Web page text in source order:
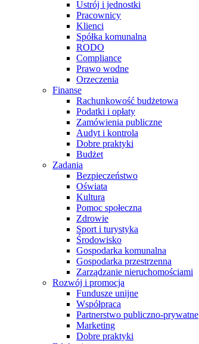
Ustrój i jednostki
Pracownicy
Klienci
Spółka komunalna
RODO
Compliance
Prawo wodne
Orzeczenia
Finanse
Rachunkowość budżetowa
Podatki i opłaty
Zamówienia publiczne
Audyt i kontrola
Dobre praktyki
Budżet
Zadania
Bezpieczeństwo
Oświata
Kultura
Pomoc społeczna
Zdrowie
Sport i turystyka
Środowisko
Gospodarka komunalna
Gospodarka przestrzenna
Zarządzanie nieruchomościami
Rozwój i promocja
Fundusze unijne
Współpraca
Partnerstwo publiczno-prywatne
Marketing
Dobre praktyki